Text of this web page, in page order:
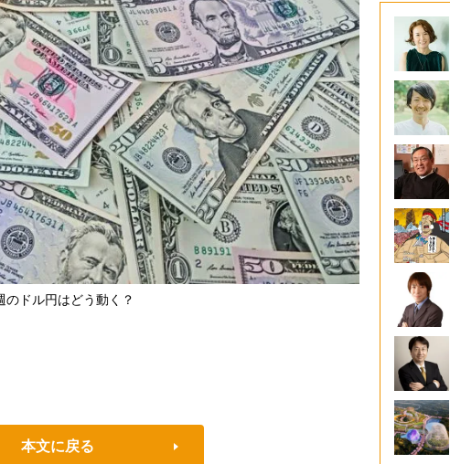
のドル円はどう動く？
本文に戻る